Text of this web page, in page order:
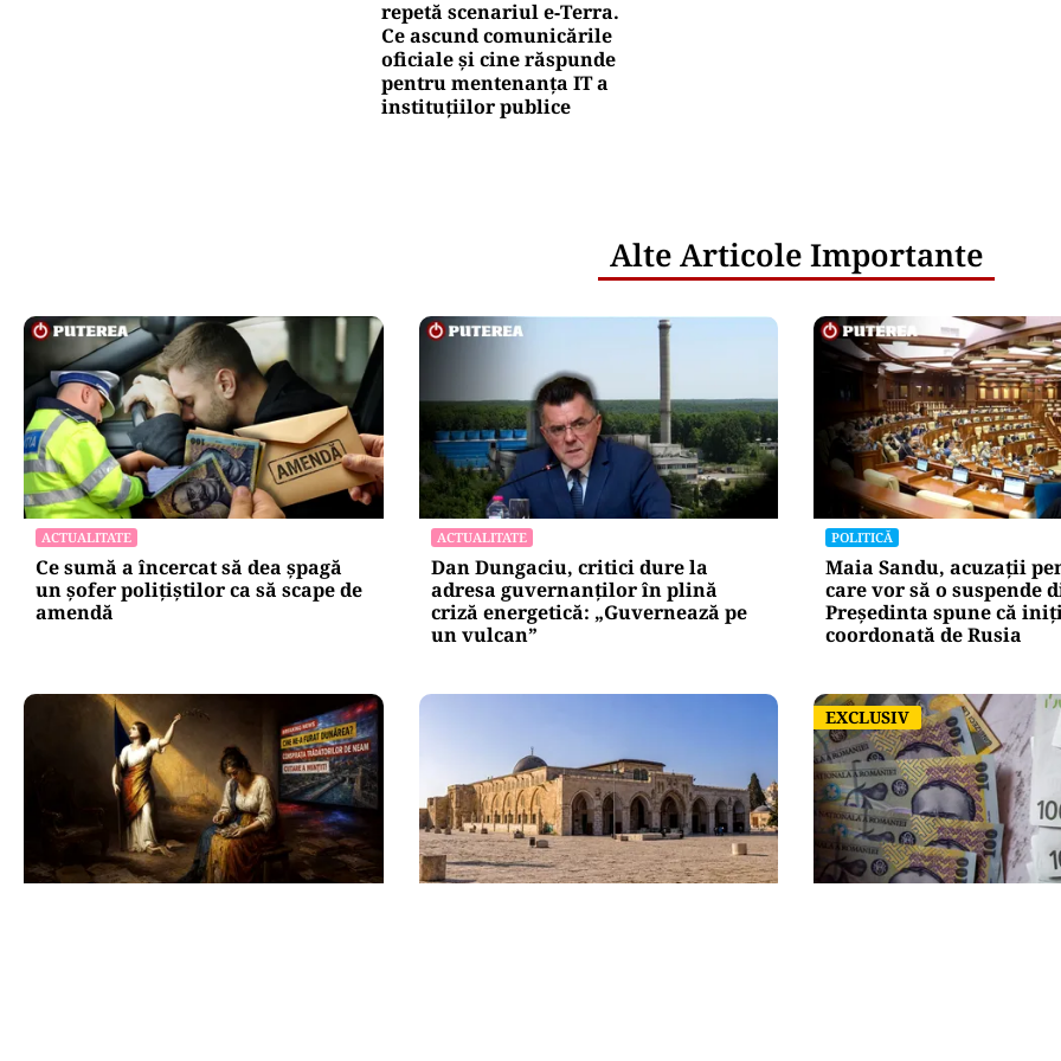
repetă scenariul e‑Terra.
Ce ascund comunicările
oficiale și cine răspunde
pentru mentenanța IT a
instituțiilor publice
Alte Articole Importante
ACTUALITATE
Ce sumă a încercat să dea șpagă
un șofer polițiștilor ca să scape de
amendă
ACTUALITATE
Dan Dungaciu, critici dure la
adresa guvernanților în plină
criză energetică: „Guvernează pe
un vulcan”
POLITICĂ
Maia Sandu, acuzații
care vor să o suspende
Președinta spune că
coordonată de Rusia
EXCLUSIV
EXCLUSIV